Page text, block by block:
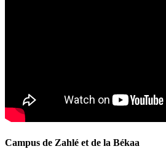
Campus de Zahlé et de la Békaa